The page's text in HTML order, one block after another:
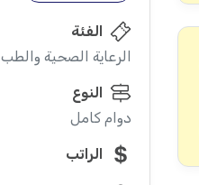
الفئة
الرعاية الصحية والطب
النوع
دوام كامل
الراتب